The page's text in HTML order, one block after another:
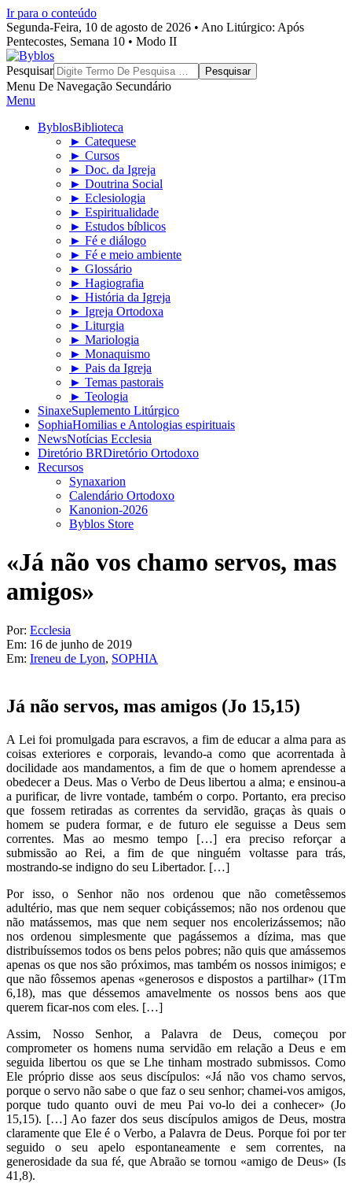
Ir para o conteúdo
Segunda-Feira, 10 de agosto de 2026 • Ano Litúrgico: Após
Pentecostes, Semana 10 • Modo II
Byblos
Pesquisar
Menu De Navegação Secundário
Menu
ByblosBiblioteca
► Catequese
► Cursos
► Doc. da Igreja
► Doutrina Social
► Eclesiologia
► Espiritualidade
► Estudos bíblicos
► Fé e diálogo
► Fé e meio ambiente
► Glossário
► Hagiografia
► História da Igreja
► Igreja Ortodoxa
► Liturgia
► Mariologia
► Monaquismo
► Pais da Igreja
► Temas pastorais
► Teologia
SinaxeSuplemento Litúrgico
SophiaHomilias e Antologias espirituais
NewsNotícias Ecclesia
Diretório BRDiretório Ortodoxo
Recursos
Synaxarion
Calendário Ortodoxo
Kanonion-2026
Byblos Store
«Já não vos chamo servos, mas
amigos»
Por: Ecclesia
Em: 16 de junho de 2019
Em: Ireneu de Lyon, SOPHIA
Já não servos, mas amigos (Jo 15,15)
A Lei foi promulgada para escravos, a fim de educar a alma para as
coisas exteriores e corporais, levando-a como que acorrentada à
docilidade aos mandamentos, a fim de que o homem aprendesse a
obedecer a Deus. Mas o Verbo de Deus libertou a alma; e ensinou-a
a purificar, de livre vontade, também o corpo. Portanto, era preciso
que fossem retiradas as correntes da servidão, graças às quais o
homem se pudera formar, e de futuro ele seguisse a Deus sem
correntes. Mas ao mesmo tempo […] era preciso reforçar a
submissão ao Rei, a fim de que ninguém voltasse para trás,
mostrando-se indigno do seu Libertador. […]
Por isso, o Senhor não nos ordenou que não cometêssemos
adultério, mas que nem sequer cobiçássemos; não nos ordenou que
não matássemos, mas que nem sequer nos encolerizássemos; não
nos ordenou simplesmente que pagássemos a dízima, mas que
distribuíssemos todos os bens pelos pobres; não quis que amássemos
apenas os que nos são próximos, mas também os nossos inimigos; e
que não fôssemos apenas «generosos e dispostos a partilhar» (1Tm
6,18), mas que déssemos amavelmente os nossos bens aos que
querem ficar-nos com eles. […]
Assim, Nosso Senhor, a Palavra de Deus, começou por
comprometer os homens numa servidão em relação a Deus e em
seguida libertou os que se Lhe tinham mostrado submissos. Como
Ele próprio disse aos seus discípulos: «Já não vos chamo servos,
porque o servo não sabe o que faz o seu senhor; chamei-vos amigos,
porque tudo quanto ouvi de meu Pai vo-lo dei a conhecer» (Jo
15,15). […] Ao fazer dos seus discípulos amigos de Deus, mostra
claramente que Ele é o Verbo, a Palavra de Deus. Porque foi por ter
seguido o seu apelo espontaneamente e sem correntes, na
generosidade da sua fé, que Abraão se tornou «amigo de Deus» (Is
41,8).